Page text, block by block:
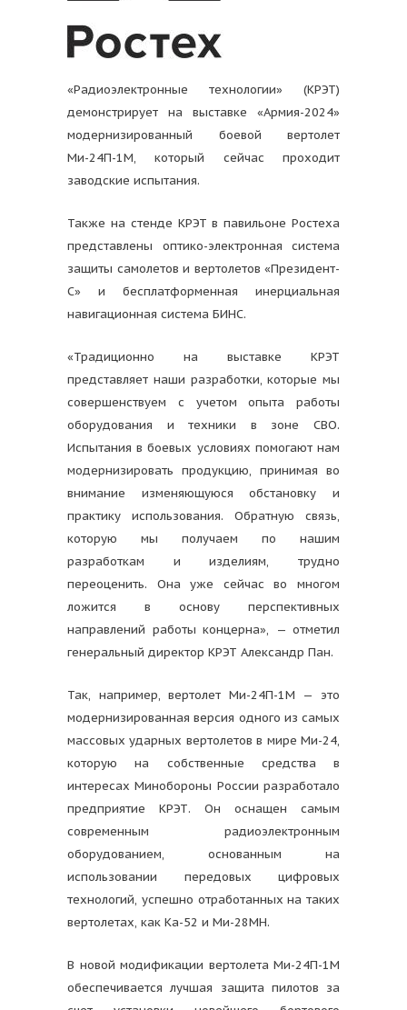
«Радиоэлектронные технологии» (КРЭТ)
демонстрирует на выставке «Армия-2024»
модернизированный боевой вертолет
Ми-24П-1М, который сейчас проходит
заводские испытания.
Также на стенде КРЭТ в павильоне Ростеха
представлены оптико-электронная система
защиты самолетов и вертолетов «Президент-
С» и бесплатформенная инерциальная
навигационная система БИНС.
«Традиционно на выставке КРЭТ
представляет наши разработки, которые мы
совершенствуем с учетом опыта работы
оборудования и техники в зоне СВО.
Испытания в боевых условиях помогают нам
модернизировать продукцию, принимая во
внимание изменяющуюся обстановку и
практику использования. Обратную связь,
которую мы получаем по нашим
разработкам и изделиям, трудно
переоценить. Она уже сейчас во многом
ложится в основу перспективных
направлений работы концерна», — отметил
генеральный директор КРЭТ Александр Пан.
Так, например, вертолет Ми-24П-1М — это
модернизированная версия одного из самых
массовых ударных вертолетов в мире Ми-24,
которую на собственные средства в
интересах Минобороны России разработало
предприятие КРЭТ. Он оснащен самым
современным радиоэлектронным
оборудованием, основанным на
использовании передовых цифровых
технологий, успешно отработанных на таких
вертолетах, как Ка-52 и Ми-28МН.
В новой модификации вертолета Ми-24П-1М
обеспечивается лучшая защита пилотов за